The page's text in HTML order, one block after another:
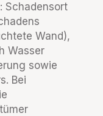
Schadensort
Wand),
Wasser
sowie
Bei